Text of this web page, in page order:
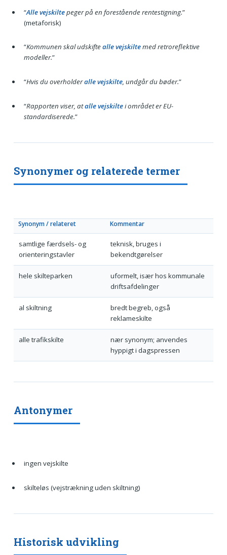
“Alle vejskiltepeger på en forestående rentestigning.”
(metaforisk)
“Kommunen skal udskiftealle vejskiltemed retroreflektive
modeller.”
“Hvis du overholderalle vejskilte, undgår du bøder.”
“Rapporten viser, atalle vejskiltei området er EU-
standardiserede.”
Synonymer og relaterede termer
Synonym / relateret Kommentar
samtlige færdsels- og
orienteringstavler
teknisk, bruges i
bekendtgørelser
hele skilteparken
uformelt, især hos kommunale
driftsafdelinger
al skiltning
bredt begreb, også
reklameskilte
alle trafikskilte
nær synonym; anvendes
hyppigt i dagspressen
Antonymer
ingen vejskilte
skilteløs (vejstrækning uden skiltning)
Historisk udvikling